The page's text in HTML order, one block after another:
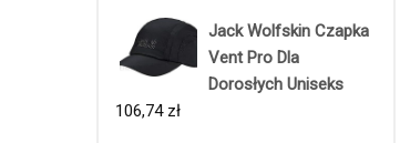
Jack Wolfskin Czapka
Vent Pro Dla
Dorosłych Uniseks
106,74 zł